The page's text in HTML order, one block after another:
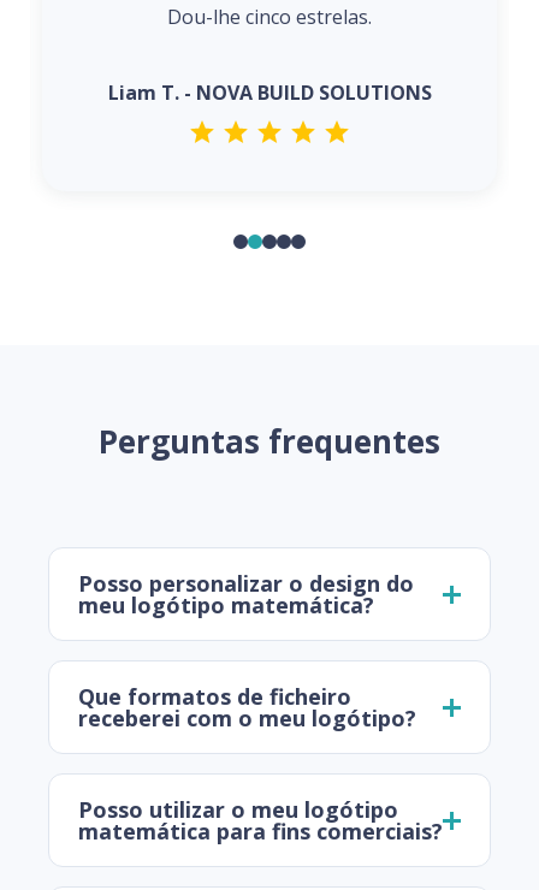
Dou-lhe cinco estrelas.
Liam T. - NOVA BUILD SOLUTIONS
Perguntas frequentes
Posso personalizar o design do
meu logótipo matemática?
Que formatos de ficheiro
receberei com o meu logótipo?
Posso utilizar o meu logótipo
matemática para fins comerciais?